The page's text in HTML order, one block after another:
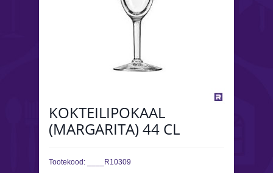
KOKTEILIPOKAAL
(MARGARITA) 44 CL
Tootekood:
____R10309